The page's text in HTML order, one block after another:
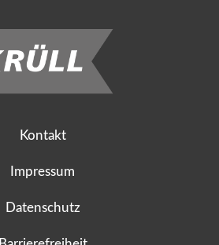
Kontakt
Impressum
Datenschutz